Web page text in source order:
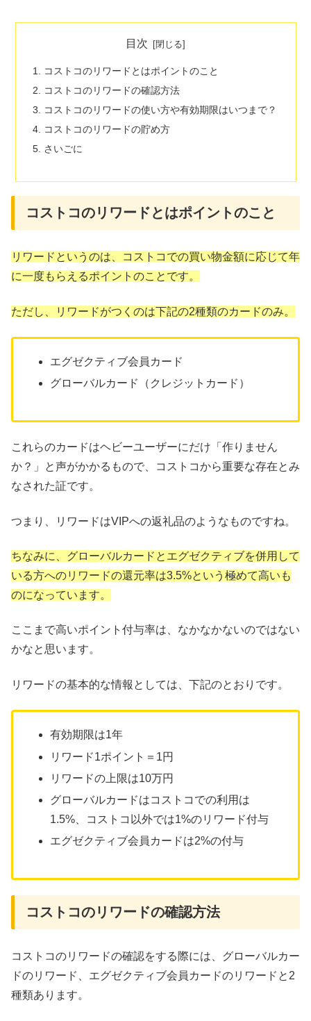
目次
コストコのリワードとはポイントのこと
コストコのリワードの確認方法
コストコのリワードの使い方や有効期限はいつまで？
コストコのリワードの貯め方
さいごに
コストコのリワードとはポイントのこと
リワードというのは、コストコでの買い物金額に応じて年
に一度もらえるポイントのことです。
ただし、リワードがつくのは下記の2種類のカードのみ。
エグゼクティブ会員カード
グローバルカード（クレジットカード）
これらのカードはヘビーユーザーにだけ「作りません
か？」と声がかかるもので、コストコから重要な存在とみ
なされた証です。
つまり、リワードはVIPへの返礼品のようなものですね。
ちなみに、グローバルカードとエグゼクティブを併用して
いる方へのリワードの還元率は3.5%という極めて高いも
のになっています。
ここまで高いポイント付与率は、なかなかないのではない
かなと思います。
リワードの基本的な情報としては、下記のとおりです。
有効期限は1年
リワード1ポイント＝1円
リワードの上限は10万円
グローバルカードはコストコでの利用は
1.5%、コストコ以外では1%のリワード付与
エグゼクティブ会員カードは2%の付与
コストコのリワードの確認方法
コストコのリワードの確認をする際には、グローバルカー
ドのリワード、エグゼクティブ会員カードのリワードと2
種類あります。